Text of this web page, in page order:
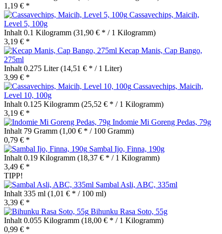
1,19 € *
Cassavechips, Maicih,
Level 5, 100g
Inhalt 0.1 Kilogramm (31,90 € * / 1 Kilogramm)
3,19 € *
Kecap Manis, Cap Bango,
275ml
Inhalt 0.275 Liter(14,51 € * / 1 Liter)
3,99 € *
Cassavechips, Maicih,
Level 10, 100g
Inhalt 0.125 Kilogramm (25,52 € * / 1 Kilogramm)
3,19 € *
Indomie Mi Goreng Pedas, 79g
Inhalt 79 Gramm (1,00 € * / 100 Gramm)
0,79 € *
Sambal Ijo, Finna, 190g
Inhalt 0.19 Kilogramm (18,37 € * / 1 Kilogramm)
3,49 € *
TIPP!
Sambal Asli, ABC, 335ml
Inhalt 335 ml (1,01 € * / 100 ml)
3,39 € *
Bihunku Rasa Soto, 55g
Inhalt 0.055 Kilogramm (18,00 € * / 1 Kilogramm)
0,99 € *